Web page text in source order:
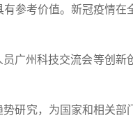
参考价值。新冠疫情在
广州科技交流会等创新
研究，为国家和相关部